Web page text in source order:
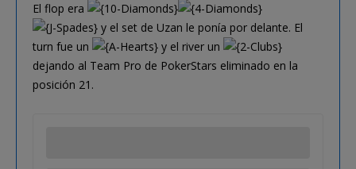
El flop era
y el set de Uzan le ponía por delante. El
turn fue un
y el river un
dejando al Team Pro de PokerStars eliminado en la
posición 21.